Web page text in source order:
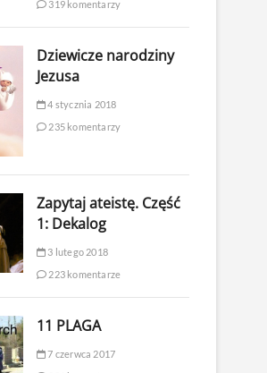
319 komentarzy
Dziewicze narodziny
Jezusa
4 stycznia 2018
235 komentarzy
Zapytaj ateistę. Część
1: Dekalog
3 lutego 2018
223 komentarze
11 PLAGA
7 czerwca 2017